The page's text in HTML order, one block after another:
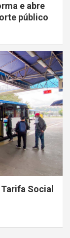
e abre
público
Social